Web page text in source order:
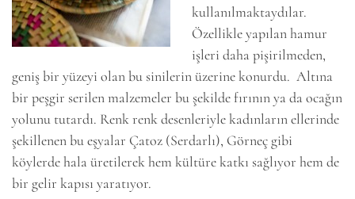
kullanılmaktaydılar.
Özellikle yapılan hamur
işleri daha pişirilmeden,
geniş bir yüzeyi olan bu sinilerin üzerine konurdu. Altına
bir peşgir serilen malzemeler bu şekilde fırının ya da ocağın
yolunu tutardı. Renk renk desenleriyle kadınların ellerinde
şekillenen bu eşyalar Çatoz (Serdarlı), Görneç gibi
köylerde hala üretilerek hem kültüre katkı sağlıyor hem de
bir gelir kapısı yaratıyor.